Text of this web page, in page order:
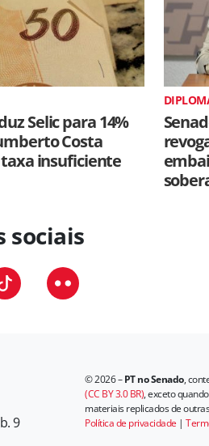
Selic para 14%
Costa
insuficiente
sociais
9
© 2026 –PT no Senado,
(CC BY 3.0 BR), exceto
materiais replicados de
Política de privacidade |